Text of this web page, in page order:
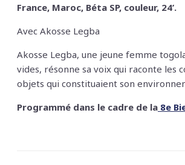
France, Maroc, Béta SP, couleur, 24’.
Avec Akosse Legba
Akosse Legba, une jeune femme
vides, résonne sa voix qui raconte les
objets qui constituaient son
Programmé dans le cadre de la 8e